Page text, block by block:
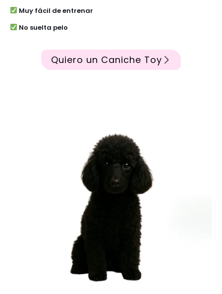
Muy fácil de entrenar
No suelta pelo
Quiero un Caniche Toy